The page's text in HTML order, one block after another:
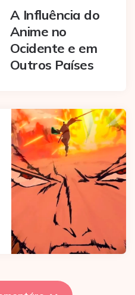
A Influência do
Anime no
Ocidente e em
Outros Países